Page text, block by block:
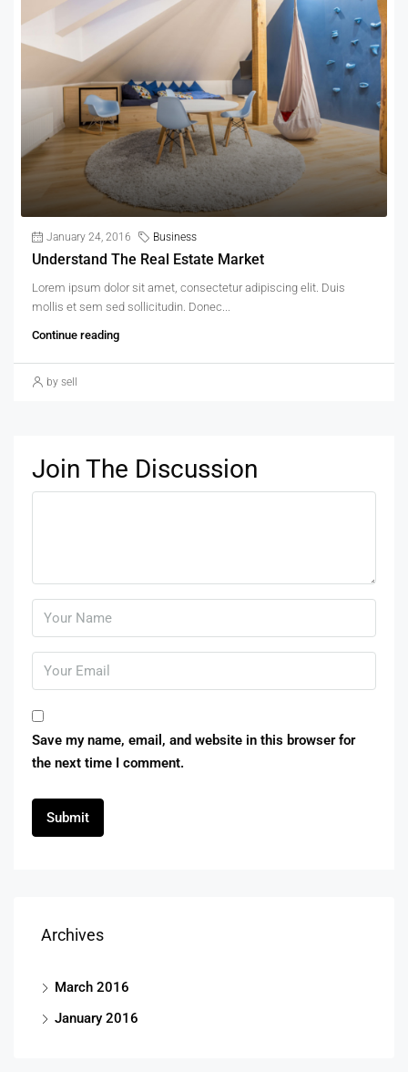
January 24, 2016 Business
Understand The Real Estate Market
Lorem ipsum dolor sit amet, consectetur adipiscing elit. Duis
mollis et sem sed sollicitudin. Donec...
Continue reading
by sell
Join The Discussion
Save my name, email, and website in this browser for
the next time I comment.
Archives
March 2016
January 2016